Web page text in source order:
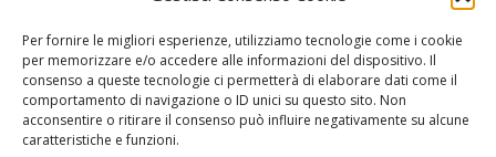
Per fornire le migliori esperienze, utilizziamo tecnologie come i cookie
per memorizzare e/o accedere alle informazioni del dispositivo. Il
consenso a queste tecnologie ci permetterà di elaborare dati come il
comportamento di navigazione o ID unici su questo sito. Non
acconsentire o ritirare il consenso può influire negativamente su alcune
caratteristiche e funzioni.
Critica Letteraria:Ambrogio Bianchi
Vita Politica:Ermete Barbieri
Costume e moda:Ada Simoni